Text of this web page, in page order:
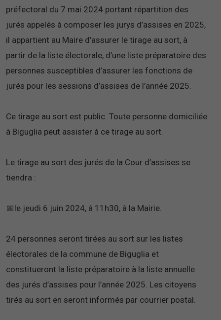
préfectoral du 7 mai 2024 portant répartition des
jurés appelés à composer les jurys d’assises en 2025,
il appartient au Maire d’assurer le tirage au sort, à
partir de la liste électorale, d’une liste préparatoire des
personnes susceptibles d’assurer les fonctions de
jurés pour les sessions d’assises de l’année 2025.
Ce tirage au sort est public. Toute personne domiciliée
à Biguglia peut assister à ce tirage au sort.
Le tirage au sort des jurés de la Cour d’assises se
tiendra :
📅le jeudi 6 juin 2024, à 11h30, à la Mairie.
24 personnes seront tirées au sort sur les listes
électorales de la commune de Biguglia et
constitueront la liste préparatoire à la liste annuelle
des jurés d’assises pour l’année 2025. Les citoyens
tirés au sort en seront informés par courrier postal.